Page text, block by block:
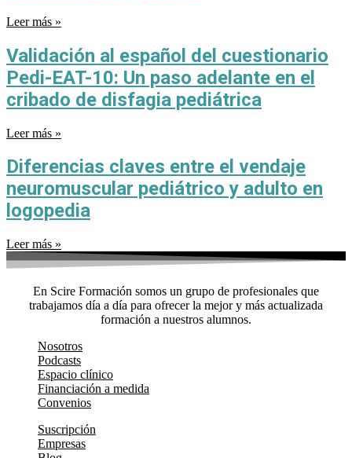
Leer más »
Validación al español del cuestionario
Pedi-EAT-10: Un paso adelante en el
cribado de disfagia pediátrica
Leer más »
Diferencias claves entre el vendaje
neuromuscular pediátrico y adulto en
logopedia
Leer más »
En Scire Formación somos un grupo de profesionales que
trabajamos día a día para ofrecer la mejor y más actualizada
formación a nuestros alumnos.
Nosotros
Podcasts
Espacio clínico
Financiación a medida
Convenios
Suscripción
Empresas